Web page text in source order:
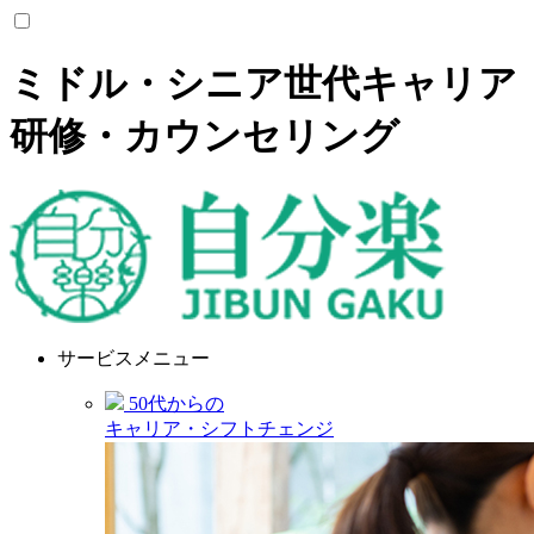
ミドル・シニア世代キャリア
研修・カウンセリング
サービスメニュー
50代からの
キャリア・シフトチェンジ